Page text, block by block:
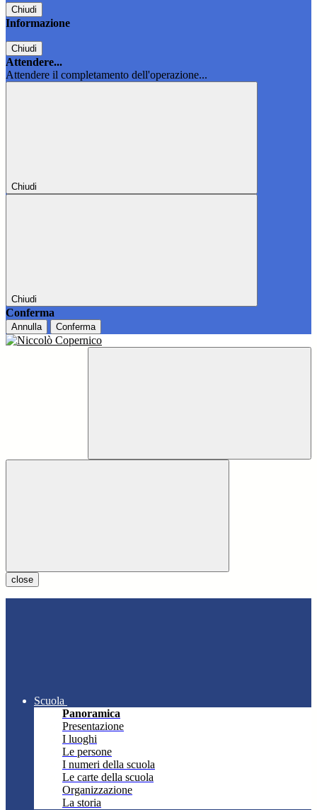
Chiudi
Informazione
Chiudi
Attendere...
Attendere il completamento dell'operazione...
Chiudi
Chiudi
Conferma
Annulla Conferma
close
Scuola
Panoramica
Presentazione
I luoghi
Le persone
I numeri della scuola
Le carte della scuola
Organizzazione
La storia